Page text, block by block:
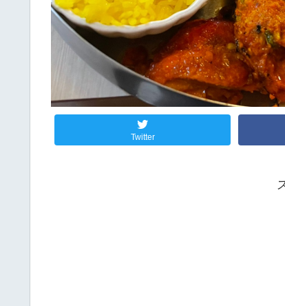
Twitter